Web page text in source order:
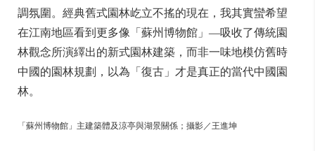
調氛圍。經典舊式園林屹立不搖的現在，我其實蠻希望
在江南地區看到更多像「蘇州博物館」—吸收了傳統園
林觀念所演繹出的新式園林建築，而非一味地模仿舊時
中國的園林規劃，以為「復古」才是真正的當代中國園
林。
「蘇州博物館」主建築體及涼亭與湖景關係；攝影／王進坤